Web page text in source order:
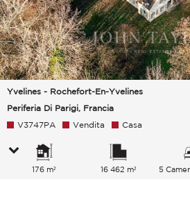
Yvelines - Rochefort-En-Yvelines
Periferia Di Parigi, Francia
V3747PA Vendita Casa
176 m² 16 462 m² 5